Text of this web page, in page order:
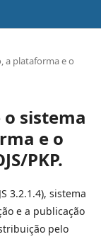
a plataforma e o
sistema
e o
PKP.
3.2.1.4), sistema
e a publicação
pelo